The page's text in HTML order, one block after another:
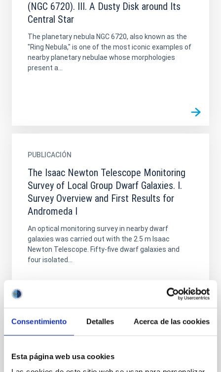
Consentimiento Detalles Acerca de las cookies
Esta página web usa cookies
(NGC 6720). III. A Dusty Disk around Its
Central Star
The planetary nebula NGC 6720, also known as the
"Ring Nebula," is one of the most iconic examples of
nearby planetary nebulae whose morphologies
present a...
PUBLICACIÓN
The Isaac Newton Telescope Monitoring
Survey of Local Group Dwarf Galaxies. I.
Survey Overview and First Results for
Andromeda I
An optical monitoring survey in nearby dwarf
galaxies was carried out with the 2.5 m Isaac
Newton Telescope. Fifty-five dwarf galaxies and
four isolated...
The Isaac Newton Telescope Monitoring